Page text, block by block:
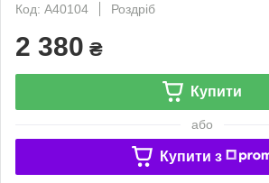
Код: A40104
Роздріб
2 380 ₴
Купити
або
Купити з